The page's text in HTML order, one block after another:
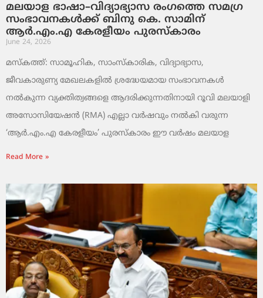
മലയാള ഭാഷാ–വിദ്യാഭ്യാസ രംഗത്തെ സമഗ്ര
സംഭാവനകൾക്ക് ബിനു കെ. സാമിന്
ആർ.എം.എ കേരളീയം പുരസ്‌കാരം
June 24, 2026
മസ്കത്ത്: സാമൂഹിക, സാംസ്‌കാരിക, വിദ്യാഭ്യാസ,
ജീവകാരുണ്യ മേഖലകളിൽ ശ്രദ്ധേയമായ സംഭാവനകൾ
നൽകുന്ന വ്യക്തിത്വങ്ങളെ ആദരിക്കുന്നതിനായി റൂവി മലയാളി
അസോസിയേഷൻ (RMA) എല്ലാ വർഷവും നൽകി വരുന്ന
‘ആർ.എം.എ കേരളീയം’ പുരസ്‌കാരം ഈ വർഷം മലയാള
Read More »